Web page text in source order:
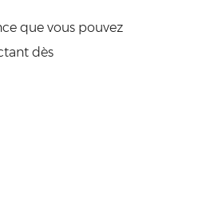
que vous pouvez
dès